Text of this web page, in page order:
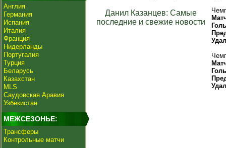
Англия
Германия
Испания
Италия
Франция
Нидерланды
Португалия
Турция
Беларусь
Казахстан
MLS
Саудовская Аравия
Узбекистан
МЕЖСЕЗОНЬЕ:
Трансферы
Контрольные матчи
Данил Казанцев: Самые
последние и свежие новости